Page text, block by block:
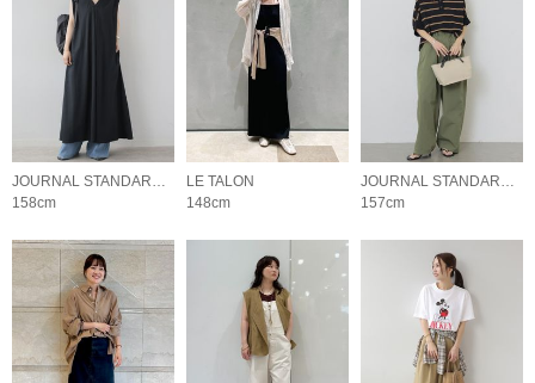
JOURNAL STANDARD relume LADYS
158cm
LE TALON
148cm
JOURNAL STANDARD relume LADYS
157cm